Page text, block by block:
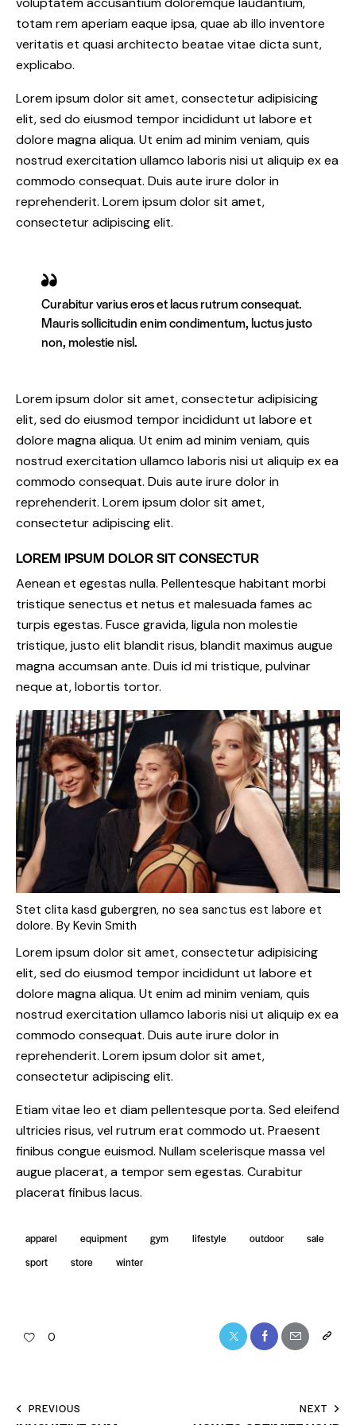
totam rem aperiam eaque ipsa, quae ab illo inventore
veritatis et quasi architecto beatae vitae dicta sunt,
explicabo.
Lorem ipsum dolor sit amet, consectetur adipisicing
elit, sed do eiusmod tempor incididunt ut labore et
dolore magna aliqua. Ut enim ad minim veniam, quis
nostrud exercitation ullamco laboris nisi ut aliquip ex ea
commodo consequat. Duis aute irure dolor in
reprehenderit. Lorem ipsum dolor sit amet,
consectetur adipiscing elit.
Curabitur varius eros et lacus rutrum consequat.
Mauris sollicitudin enim condimentum, luctus justo
non, molestie nisl.
Lorem ipsum dolor sit amet, consectetur adipisicing
elit, sed do eiusmod tempor incididunt ut labore et
dolore magna aliqua. Ut enim ad minim veniam, quis
nostrud exercitation ullamco laboris nisi ut aliquip ex ea
commodo consequat. Duis aute irure dolor in
reprehenderit. Lorem ipsum dolor sit amet,
consectetur adipiscing elit.
LOREM IPSUM DOLOR SIT CONSECTUR
Aenean et egestas nulla. Pellentesque habitant morbi
tristique senectus et netus et malesuada fames ac
turpis egestas. Fusce gravida, ligula non molestie
tristique, justo elit blandit risus, blandit maximus augue
magna accumsan ante. Duis id mi tristique, pulvinar
neque at, lobortis tortor.
Stet clita kasd gubergren, no sea sanctus est labore et
dolore. By Kevin Smith
Lorem ipsum dolor sit amet, consectetur adipisicing
elit, sed do eiusmod tempor incididunt ut labore et
dolore magna aliqua. Ut enim ad minim veniam, quis
nostrud exercitation ullamco laboris nisi ut aliquip ex ea
commodo consequat. Duis aute irure dolor in
reprehenderit. Lorem ipsum dolor sit amet,
consectetur adipiscing elit.
Etiam vitae leo et diam pellentesque porta. Sed eleifend
ultricies risus, vel rutrum erat commodo ut. Praesent
finibus congue euismod. Nullam scelerisque massa vel
augue placerat, a tempor sem egestas. Curabitur
placerat finibus lacus.
apparel equipment gym lifestyle outdoor
sale
sport
store winter
0
PREVIOUS NEXT